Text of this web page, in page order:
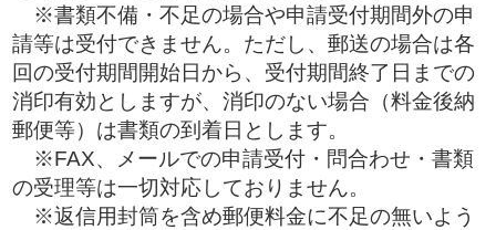
※書類不備・不足の場合や申請受付期間外の申
請等は受付できません。ただし、郵送の場合は各
回の受付期間開始日から、受付期間終了日までの
消印有効としますが、消印のない場合（料金後納
郵便等）は書類の到着日とします。
※FAX、メールでの申請受付・問合わせ・書類
の受理等は一切対応しておりません。
※返信用封筒を含め郵便料金に不足の無いよう